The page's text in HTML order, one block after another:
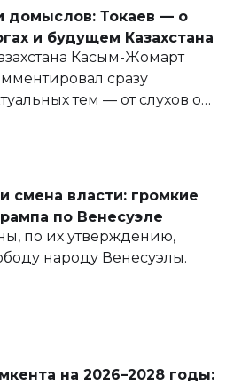
домыслов: Токаев — о
и будущем Казахстана
Касым-Жомарт
сразу
тем — от слухов о
и личного здоровья.
смена власти: громкие
по Венесуэле
по их утверждению,
народу Венесуэлы.
на 2026–2028 годы: